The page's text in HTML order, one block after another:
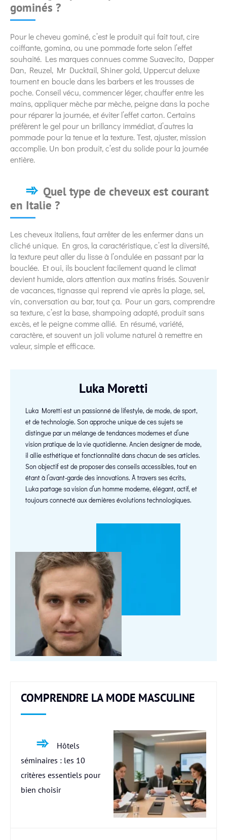
gominés ?
Pour le cheveu gominé, c’est le produit qui fait tout, cire
coiffante, gomina, ou une pommade forte selon l’effet
souhaité. Les marques connues comme Suavecito, Dapper
Dan, Reuzel, Mr Ducktail, Shiner gold, Uppercut deluxe
tournent en boucle dans les barbers et les trousses de
poche. Conseil vécu, commencer léger, chauffer entre les
mains, appliquer mèche par mèche, peigne dans la poche
pour réparer la journée, et éviter l’effet carton. Certains
préfèrent le gel pour un brillancy immédiat, d’autres la
pommade pour la tenue et la texture. Test, ajuster, mission
accomplie. Un bon produit, c’est du solide pour la journée
entière.
Quel type de cheveux est courant
en Italie ?
Les cheveux italiens, faut arrêter de les enfermer dans un
cliché unique. En gros, la caractéristique, c’est la diversité,
la texture peut aller du lisse à l’ondulée en passant par la
bouclée. Et oui, ils bouclent facilement quand le climat
devient humide, alors attention aux matins frisés. Souvenir
de vacances, tignasse qui reprend vie après la plage, sel,
vin, conversation au bar, tout ça. Pour un gars, comprendre
sa texture, c’est la base, shampoing adapté, produit sans
excès, et le peigne comme allié. En résumé, variété,
caractère, et souvent un joli volume naturel à remettre en
valeur, simple et efficace.
Luka Moretti
Luka Moretti est un passionné de lifestyle, de mode, de sport,
et de technologie. Son approche unique de ces sujets se
distingue par un mélange de tendances modernes et d’une
vision pratique de la vie quotidienne. Ancien designer de mode,
il allie esthétique et fonctionnalité dans chacun de ses articles.
Son objectif est de proposer des conseils accessibles, tout en
étant à l’avant-garde des innovations. À travers ses écrits,
Luka partage sa vision d’un homme moderne, élégant, actif, et
toujours connecté aux dernières évolutions technologiques.
COMPRENDRE LA MODE MASCULINE
Hôtels
séminaires : les 10
critères essentiels pour
bien choisir